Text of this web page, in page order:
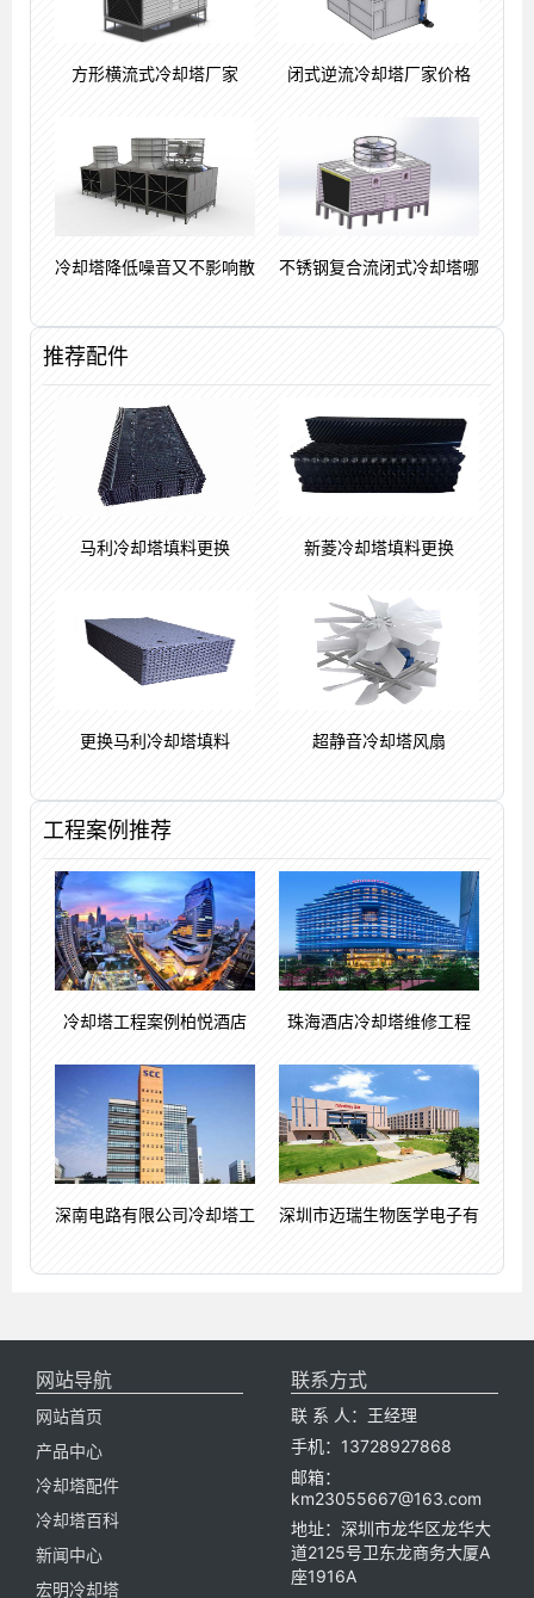
方形横流式冷却塔厂家 闭式逆流冷却塔厂家价格
冷却塔降低噪音又不影响散 不锈钢复合流闭式冷却塔哪
推荐配件
马利冷却塔填料更换 新菱冷却塔填料更换
更换马利冷却塔填料 超静音冷却塔风扇
工程案例推荐
冷却塔工程案例柏悦酒店 珠海酒店冷却塔维修工程
深南电路有限公司冷却塔工 深圳市迈瑞生物医学电子有
网站导航
网站首页
产品中心
冷却塔配件
冷却塔百科
新闻中心
宏明冷却塔
联系方式
联 系 人：王经理
手机：13728927868
邮箱：
km23055667@163.com
地址：深圳市龙华区龙华大
道2125号卫东龙商务大厦A
座1916A